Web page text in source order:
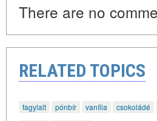
There are no
RELATED TOPICS
fagylalt pónbír vanília csokoládé